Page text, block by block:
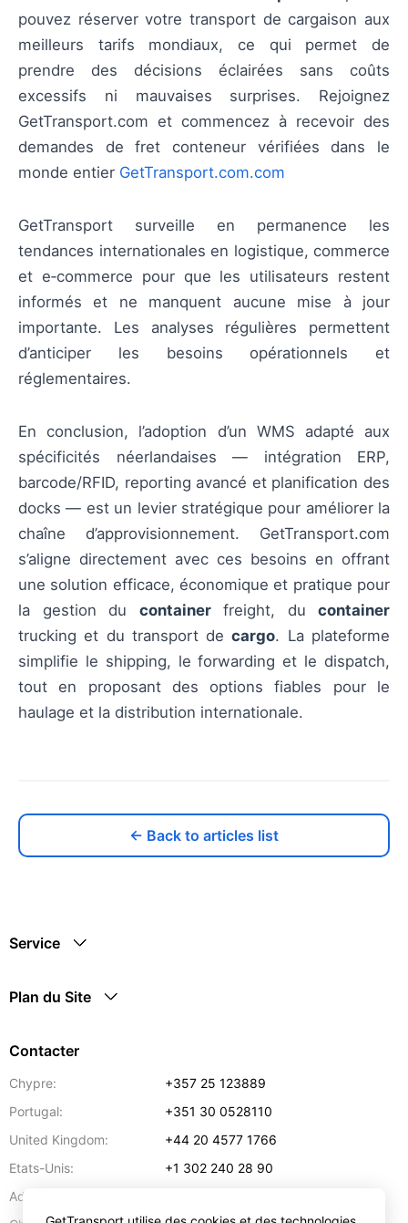
pouvez réserver votre transport de cargaison aux
meilleurs tarifs mondiaux, ce qui permet de
prendre des décisions éclairées sans coûts
excessifs ni mauvaises surprises. Rejoignez
GetTransport.com et commencez à recevoir des
demandes de fret conteneur vérifiées dans le
monde entier GetTransport.com.com
GetTransport surveille en permanence les
tendances internationales en logistique, commerce
et e‑commerce pour que les utilisateurs restent
informés et ne manquent aucune mise à jour
importante. Les analyses régulières permettent
d’anticiper les besoins opérationnels et
réglementaires.
En conclusion, l’adoption d’un WMS adapté aux
spécificités néerlandaises — intégration ERP,
barcode/RFID, reporting avancé et planification des
docks — est un levier stratégique pour améliorer la
chaîne d’approvisionnement. GetTransport.com
s’aligne directement avec ces besoins en offrant
une solution efficace, économique et pratique pour
la gestion du containerfreight, du container
trucking et du transport decargo. La plateforme
simplifie le shipping, le forwarding et le dispatch,
tout en proposant des options fiables pour le
haulage et la distribution internationale.
← Back to articles list
Service
Plan du Site
Contacter
Chypre:
+357 25 123889
Portugal:
+351 30 0528110
United Kingdom:
+44 20 4577 1766
Etats-Unis:
+1 302 240 28 90
Adresse: